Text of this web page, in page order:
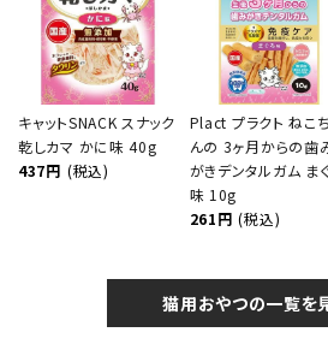
キャットSNACK スナック
乾しカマ かに味 40g
437円 (税込)
Plact プラクト ねこ
んの 3ヶ月からの歯
がきデンタルガム ま
味 10g
261円 (税込)
猫用おやつの一覧を